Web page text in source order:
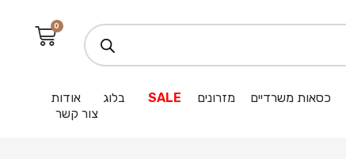
0
כסאות משרדיים
מזרונים
SALE בלוג
אודות
צור קשר